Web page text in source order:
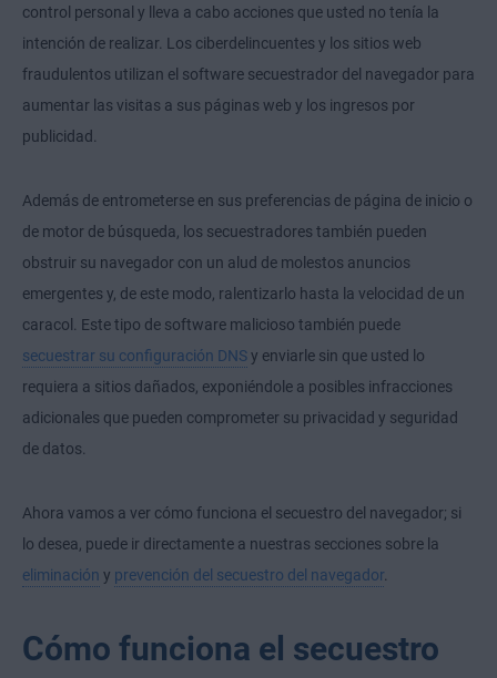
control personal y lleva a cabo acciones que usted no tenía la
intención de realizar. Los ciberdelincuentes y los sitios web
fraudulentos utilizan el software secuestrador del navegador para
aumentar las visitas a sus páginas web y los ingresos por
publicidad.
Además de entrometerse en sus preferencias de página de inicio o
de motor de búsqueda, los secuestradores también pueden
obstruir su navegador con un alud de molestos anuncios
emergentes y, de este modo, ralentizarlo hasta la velocidad de un
caracol. Este tipo de software malicioso también puede
secuestrar su configuración DNSy enviarle sin que usted lo
requiera a sitios dañados, exponiéndole a posibles infracciones
adicionales que pueden comprometer su privacidad y seguridad
de datos.
Ahora vamos a ver cómo funciona el secuestro del navegador; si
lo desea, puede ir directamente a nuestras secciones sobre la
eliminación y prevención del secuestro del navegador.
Cómo funciona el secuestro